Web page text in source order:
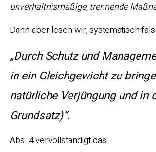
unverhältnismäßige, trennende
Dann aber lesen wir, systematisch
„Durch Schutz und
in ein Gleichgewicht zu
natürliche Verjüngung und in
Grundsatz)“.
Abs. 4 vervollständigt das: